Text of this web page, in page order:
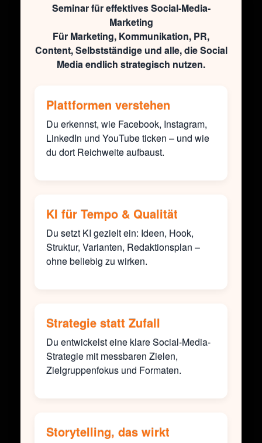
Seminar für effektives Social-Media-
Marketing
Für Marketing, Kommunikation, PR,
Content, Selbstständige und alle, die Social
Media endlich strategisch nutzen.
Plattformen verstehen
Du erkennst, wie Facebook, Instagram,
LinkedIn und YouTube ticken – und wie
du dort Reichweite aufbaust.
KI für Tempo & Qualität
Du setzt KI gezielt ein: Ideen, Hook,
Struktur, Varianten, Redaktionsplan –
ohne beliebig zu wirken.
Strategie statt Zufall
Du entwickelst eine klare Social-Media-
Strategie mit messbaren Zielen,
Zielgruppenfokus und Formaten.
Storytelling, das wirkt